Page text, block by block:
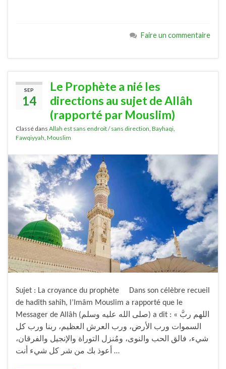
Faire un commentaire
SEP
14
Le Prophète a nié les
directions au sujet de Allâh
(rapporté par Mouslim)
Classé dans Allah est sans endroit / sans direction Bayhaqi
Fawqiyyah Mouslim
Sujet : La croyance du prophète Dans son célèbre recueil
de hadîth sahîh, l’Imâm Mouslim a rapporté que le
Messager de Allâh (صلى الله عليه وسلم) a dit : « اللهم ربَّ
السموات ورب الأرض، ورب العرش العظيم، ربنا ورب كل
شيء، فالق الحب والنوى، ومُنزل التوراة والإنجيل والفرقان،
أعوذ بك من شر كل شيء أنت …